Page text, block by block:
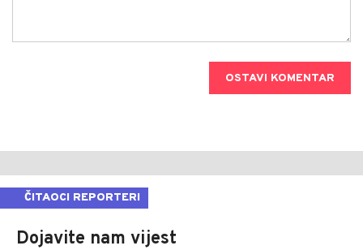
OSTAVI KOMENTAR
ČITAOCI REPORTERI
Dojavite nam vijest